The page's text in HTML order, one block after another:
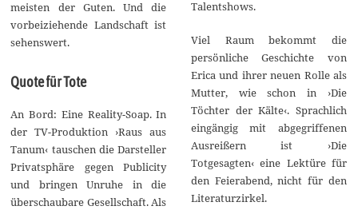
meisten der Guten. Und die
vorbeiziehende Landschaft ist
sehenswert.
Quote für Tote
An Bord: Eine Reality-Soap. In
der TV-Produktion ›Raus aus
Tanum‹ tauschen die Darsteller
Privatsphäre gegen Publicity
und bringen Unruhe in die
überschaubare Gesellschaft. Als
Talentshows.
Viel Raum bekommt die
persönliche Geschichte von
Erica und ihrer neuen Rolle als
Mutter, wie schon in ›Die
Töchter der Kälte‹. Sprachlich
eingängig mit abgegriffenen
Ausreißern ist ›Die
Totgesagten‹ eine Lektüre für
den Feierabend, nicht für den
Literaturzirkel.